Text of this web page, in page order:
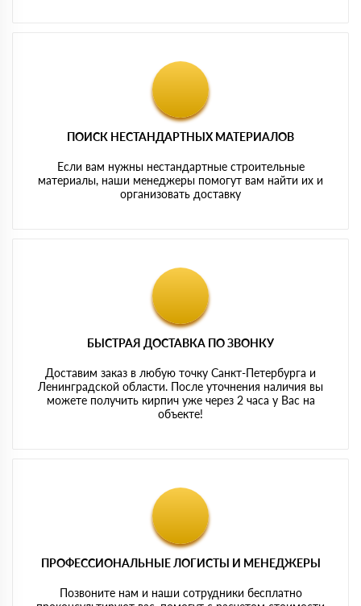
ПОИСК НЕСТАНДАРТНЫХ МАТЕРИАЛОВ
Если вам нужны нестандартные строительные
материалы, наши менеджеры помогут вам найти их и
организовать доставку
БЫСТРАЯ ДОСТАВКА ПО ЗВОНКУ
Доставим заказ в любую точку Санкт-Петербурга и
Ленинградской области. После уточнения наличия вы
можете получить кирпич уже через 2 часа у Вас на
объекте!
ПРОФЕССИОНАЛЬНЫЕ ЛОГИСТЫ И МЕНЕДЖЕРЫ
Позвоните нам и наши сотрудники бесплатно